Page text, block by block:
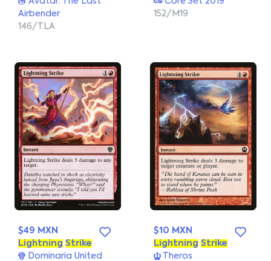
Airbender
146/TLA
152/M19
$49 MXN
Lightning Strike
Dominaria United
$10 MXN
Lightning Strike
Theros